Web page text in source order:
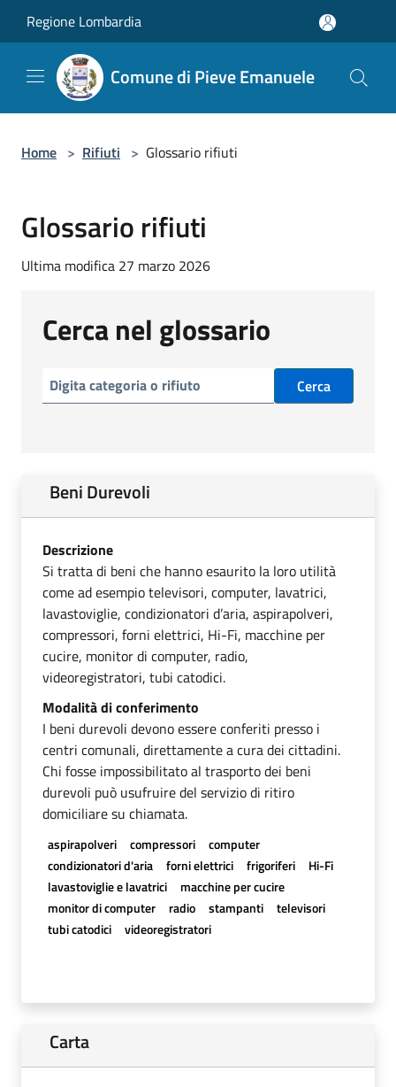
Regione Lombardia
Comune di Pieve Emanuele
Home > Rifiuti > Glossario rifiuti
Glossario rifiuti
Ultima modifica 27 marzo 2026
Cerca nel glossario
Cerca
Beni Durevoli
Descrizione
Si tratta di beni che hanno esaurito la loro utilità
come ad esempio televisori, computer, lavatrici,
lavastoviglie, condizionatori d’aria, aspirapolveri,
compressori, forni elettrici, Hi-Fi, macchine per
cucire, monitor di computer, radio,
videoregistratori, tubi catodici.
Modalità di conferimento
I beni durevoli devono essere conferiti presso i
centri comunali, direttamente a cura dei cittadini.
Chi fosse impossibilitato al trasporto dei beni
durevoli può usufruire del servizio di ritiro
domiciliare su chiamata.
aspirapolveri compressori
computer
condizionatori d'aria
forni elettrici frigoriferi
Hi-Fi
lavastoviglie e lavatrici
macchine per cucire
monitor di computer
radio stampanti
televisori
tubi catodici
videoregistratori
Carta